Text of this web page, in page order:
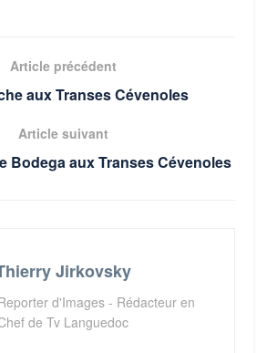
Article précédent
aux Transes Cévenoles
Article suivant
Bodega aux Transes Cévenoles
Jirkovsky
d'Images - Rédacteur en
de Tv Languedoc